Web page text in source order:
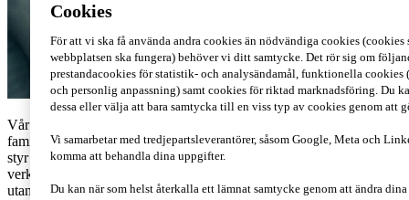
Vår senaste Global Family Business Survey visar att de
familjeföretag som lyckas bäst delar tre egenskaper: de agerar agilt,
styr professionellt och bygger på en stark lokal förankring. Den
verkliga utmaningen ligger inte alltid i att förstå vad som krävs –
utan i att hålla fast vid det över generationer.
Cookies
För att vi ska få använda andra cookies än nödvändiga cookies (cookies
webbplatsen ska fungera) behöver vi ditt samtycke. Det rör sig om
prestandacookies för statistik- och analysändamål, funktionella
och personlig anpassning) samt cookies för riktad marknadsföring. Du
dessa eller välja att bara samtycka till en viss typ av cookies genom att
Vi samarbetar med tredjepartsleverantörer, såsom Google, Meta och
komma att behandla dina uppgifter.
Du kan när som helst återkalla ett lämnat samtycke genom att ändra